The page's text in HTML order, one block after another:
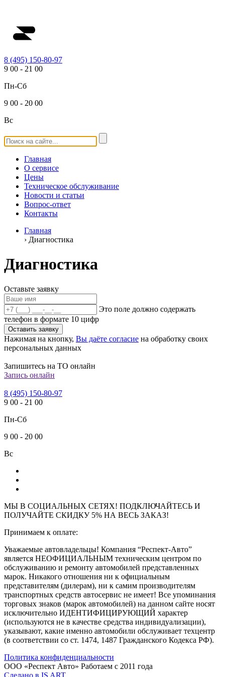
8 (495) 150-80-97
9 00 - 21 00
Пн-Сб
9 00 - 20 00
Вс
Главная
О сервисе
Цены
Техническое обслуживание
Новости и статьи
Вопрос-ответ
Контакты
Главная
› Диагностика
Диагностика
Оставьте заявку
Это поле должно содержать
телефон в формате 10 цифр
Оставить заявку
Нажимая на кнопку, Вы даёте согласие на обработку своих
персональных данных
Запишитесь на ТО онлайн
Запись онлайн
8 (495) 150-80-97
9 00 - 21 00
Пн-Сб
9 00 - 20 00
Вс
МЫ В СОЦИАЛЬНЫХ СЕТЯХ! ПОДКЛЮЧАЙТЕСЬ И
ПОЛУЧАЙТЕ СКИДКУ 5% НА ВЕСЬ ЗАКАЗ!
Принимаем к оплате:
Уважаемые автовладельцы! Компания “Респект-Авто”
является НЕОФИЦИАЛЬНЫМ техническим центром по
обслуживанию и ремонту автомобилей представленных
марок. Никакого отношения ни к официальным
представителям (дилерам), ни к самим производителям
транспортных средств автосервис не имеет! Все упоминания
торговых знаков (марок автомобилей) на данном сайте носят
исключительно ИДЕНТИФИЦИРУЮЩИЙ характер
(используются не в качестве средства индивидуализации),
указывают, какие именно автомобили обслуживает техцентр
(в соответствии со ст. 1474, 1487 Гражданского Кодекса РФ).
Политика конфиденциальности
ООО «Респект Авто» Работаем с 2011 года
Сделано в IS ART